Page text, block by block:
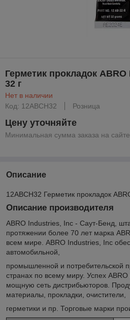
Герметик прокладок
32 г
Нет в наличии
Код: 12ABCH32
Розница
Цену уточняйте
Минимальная сумма заказа на
Описание
12ABCH32 Герметик прокладок
Описание производителя
ABRO Industries, Inc - Саут-Бенд,
протяжении более 70 лет марка
всем мире. ABRO Industries, Inc
автомобильной,
промышленной и потребительской
странах по всему миру. Успех
мощную сеть дистрибьюторов.
материалы, прокладки, очистители,
герметики и пр. Торговые марки